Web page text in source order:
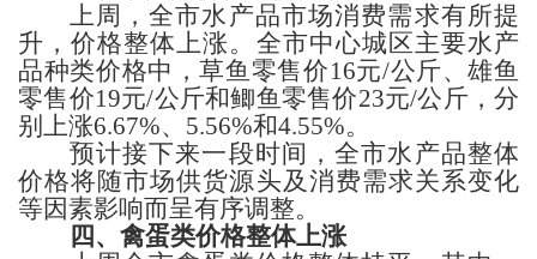
上周，全市水产品市场消费需求有所提
升，价格整体上涨。 全市中心城区主要水产
品种类价格中，草鱼零售价16元/公斤、雄鱼
零售价19元/公斤和鲫鱼 零售价23元/公斤， 分
别上涨6.67%、5.56%和4.55%。
预计接下来一段时间，全市水产品整体
价格将随市场供货源头及消费需求关系变化
等因素影响而呈有序调整。
四、禽蛋类价格整体上涨